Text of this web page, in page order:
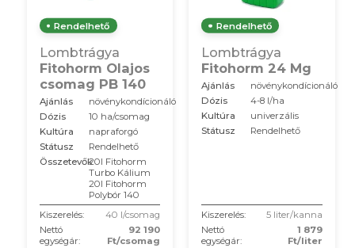
Rendelhető
Lombtrágya
Fitohorm Olajos
csomag PB 140
Ajánlás
növénykondícionáló
Dózis
10 ha/csomag
Kultúra
napraforgó
Státusz
Rendelhető
Összetevők20l Fitohorm
Turbo Kálium
20l Fitohorm
Polybór 140
Kiszerelés:
40 l/csomag
Nettó
egységár:
92 190
Ft/csomag
Rendelhető
Lombtrágya
Fitohorm 24 Mg
Ajánlás
növénykondícionáló
Dózis
4-8 l/ha
Kultúra
univerzális
Státusz
Rendelhető
Kiszerelés:
5 liter/kanna
Nettó
egységár:
1 879
Ft/liter